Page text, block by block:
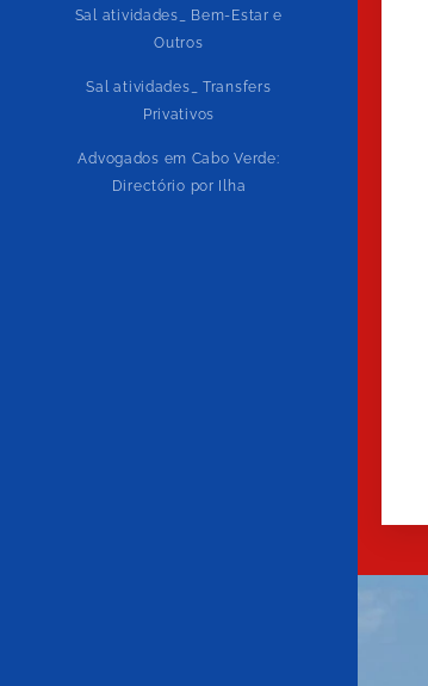
Sal atividades_ Bem-Estar e
Outros
Sal atividades_ Transfers
Privativos
Advogados em Cabo Verde:
Directório por Ilha